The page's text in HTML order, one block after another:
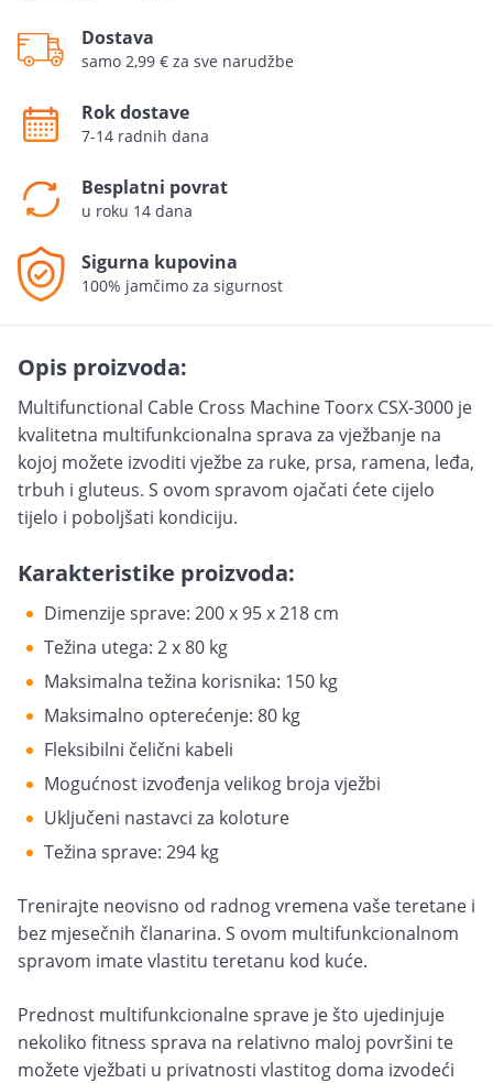
Dostava
samo 2,99 € za sve narudžbe
Rok dostave
7-14 radnih dana
Besplatni povrat
u roku 14 dana
Sigurna kupovina
100% jamčimo za sigurnost
Opis proizvoda:
Multifunctional Cable Cross Machine Toorx CSX-3000 je
kvalitetna multifunkcionalna sprava za vježbanje na
kojoj možete izvoditi vježbe za ruke, prsa, ramena, leđa,
trbuh i gluteus. S ovom spravom ojačati ćete cijelo
tijelo i poboljšati kondiciju.
Karakteristike proizvoda:
Dimenzije sprave: 200 x 95 x 218 cm
Težina utega: 2 x 80 kg
Maksimalna težina korisnika: 150 kg
Maksimalno opterećenje: 80 kg
Fleksibilni čelični kabeli
Mogućnost izvođenja velikog broja vježbi
Uključeni nastavci za koloture
Težina sprave: 294 kg
Trenirajte neovisno od radnog vremena vaše teretane i
bez mjesečnih članarina. S ovom multifunkcionalnom
spravom imate vlastitu teretanu kod kuće.
Prednost multifunkcionalne sprave je što ujedinjuje
nekoliko fitness sprava na relativno maloj površini te
možete vježbati u privatnosti vlastitog doma izvodeći